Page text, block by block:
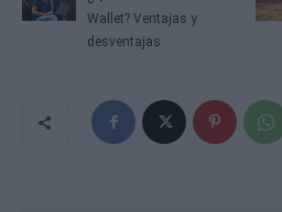
Wallet? Ventajas y
desventajas